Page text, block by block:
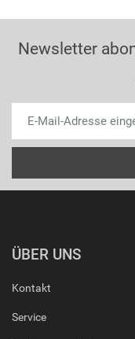
Newsletter
ÜBER UNS
Kontakt
Service